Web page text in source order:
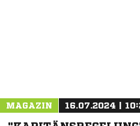
MAGAZIN 16.07.2024 |